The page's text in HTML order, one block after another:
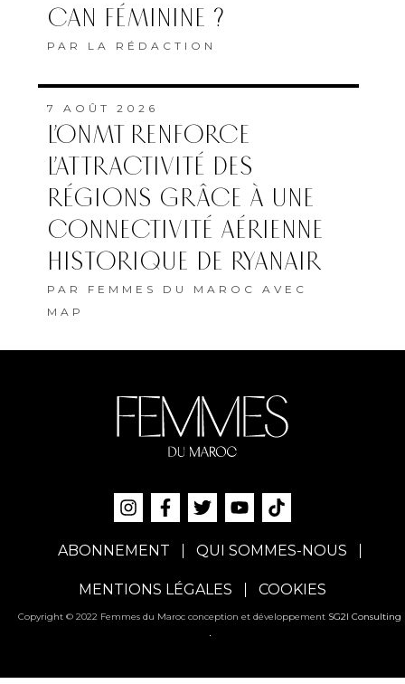
CAN FÉMININE ?
PAR LA RÉDACTION
7 AOÛT 2026
L’ONMT RENFORCE
L’ATTRACTIVITÉ DES
RÉGIONS GRÂCE À UNE
CONNECTIVITÉ AÉRIENNE
HISTORIQUE DE RYANAIR
PAR FEMMES DU MAROC AVEC
MAP
ABONNEMENT QUI SOMMES-NOUS
MENTIONS LÉGALES COOKIES
Copyright © 2022 Femmes du Maroc conception et développement SG2I Consulting